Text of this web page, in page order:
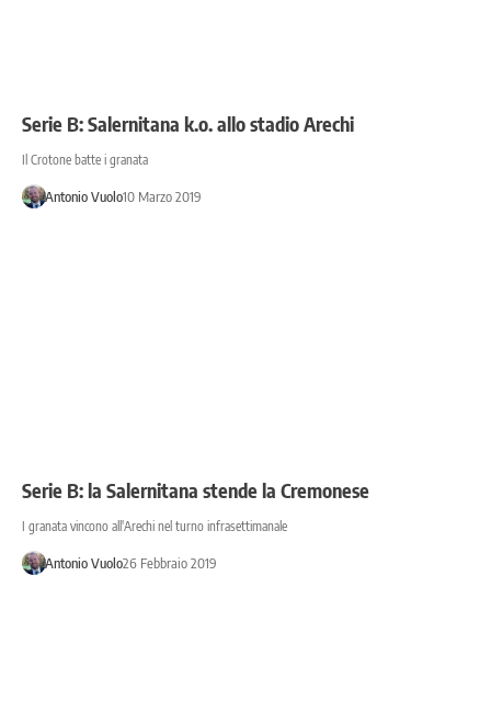
Serie B: Salernitana k.o. allo stadio Arechi
Il Crotone batte i granata
Antonio Vuolo10 Marzo 2019
Serie B: la Salernitana stende la Cremonese
I granata vincono all'Arechi nel turno infrasettimanale
Antonio Vuolo26 Febbraio 2019